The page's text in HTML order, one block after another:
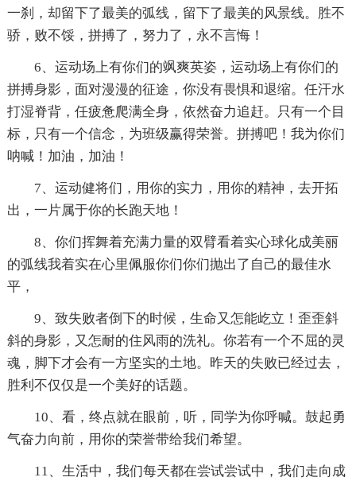
一刹，却留下了最美的弧线，留下了最美的风景线。胜不
骄，败不馁，拼搏了，努力了，永不言悔！
6、运动场上有你们的飒爽英姿，运动场上有你们的
拼搏身影，面对漫漫的征途，你没有畏惧和退缩。任汗水
打湿脊背，任疲惫爬满全身，依然奋力追赶。只有一个目
标，只有一个信念，为班级赢得荣誉。拼搏吧！我为你们
呐喊！加油，加油！
7、运动健将们，用你的实力，用你的精神，去开拓
出，一片属于你的长跑天地！
8、你们挥舞着充满力量的双臂看着实心球化成美丽
的弧线我着实在心里佩服你们你们抛出了自己的最佳水
平，
9、致失败者倒下的时候，生命又怎能屹立！歪歪斜
斜的身影，又怎耐的住风雨的洗礼。你若有一个不屈的灵
魂，脚下才会有一方坚实的土地。昨天的失败已经过去，
胜利不仅仅是一个美好的话题。
10、看，终点就在眼前，听，同学为你呼喊。鼓起勇
气奋力向前，用你的荣誉带给我们希望。
11、生活中，我们每天都在尝试尝试中，我们走向成